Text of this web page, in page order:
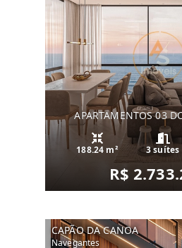
APARTAMENTOS 03
188.24 m² 3 suítes
R$
CAPÃO DA CANOA
Navegantes